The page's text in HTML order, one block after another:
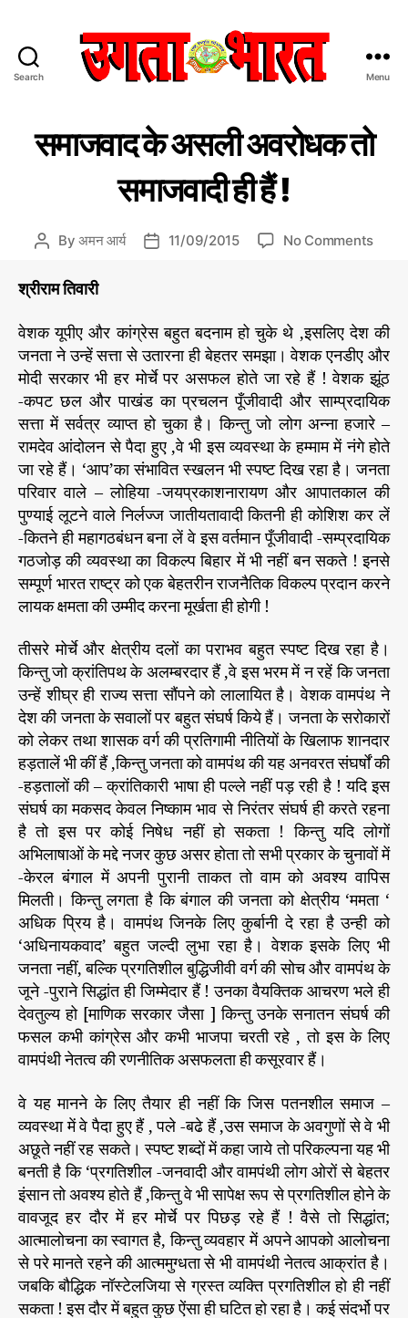
Search
ता
भा
त
हिं
दी
र
प
त्र
Menu
e
समाजवाद के असली अवरोधक तो
समाजवादी ही हैं !
P
s
t
u
t
h
o
r
Byअमन आर्य
P
a
t
e
11/09/2015 No Commentso
वा
द
के
अ
स
ली
अ
व
रो
ध
क
तो
स
वा
दी
ही
हैं
!
श्रीराम तिवारी
वेशक यूपीए और कांग्रेस बहुत बदनाम हो चुके थे ,इसलिए देश की
जनता ने उन्हें सत्ता से उतारना ही बेहतर समझा। वेशक एनडीए और
मोदी सरकार भी हर मोर्चे पर असफल होते जा रहे हैं ! वेशक झूंठ
-कपट छल और पाखंड का प्रचलन पूँजीवादी और साम्प्रदायिक
सत्ता में सर्वत्र व्याप्त हो चुका है। किन्तु जो लोग अन्ना हजारे –
रामदेव आंदोलन से पैदा हुए ,वे भी इस व्यवस्था के हम्माम में नंगे होते
जा रहे हैं। ‘आप’का संभावित स्खलन भी स्पष्ट दिख रहा है। जनता
परिवार वाले – लोहिया -जयप्रकाशनारायण और आपातकाल की
पुण्याई लूटने वाले निर्लज्ज जातीयतावादी कितनी ही कोशिश कर लें
-कितने ही महागठबंधन बना लें वे इस वर्तमान पूँजीवादी -सम्प्रदायिक
गठजोड़ की व्यवस्था का विकल्प बिहार में भी नहीं बन सकते ! इनसे
सम्पूर्ण भारत राष्ट्र को एक बेहतरीन राजनैतिक विकल्प प्रदान करने
लायक क्षमता की उम्मीद करना मूर्खता ही होगी !
तीसरे मोर्चे और क्षेत्रीय दलों का पराभव बहुत स्पष्ट दिख रहा है।
किन्तु जो क्रांतिपथ के अलम्बरदार हैं ,वे इस भरम में न रहें कि जनता
उन्हें शीघ्र ही राज्य सत्ता सौंपने को लालायित है। वेशक वामपंथ ने
देश की जनता के सवालों पर बहुत संघर्ष किये हैं। जनता के सरोकारों
को लेकर तथा शासक वर्ग की प्रतिगामी नीतियों के खिलाफ शानदार
हड़तालें भी कीं हैं ,किन्तु जनता को वामपंथ की यह अनवरत संघर्षों की
-हड़तालों की – क्रांतिकारी भाषा ही पल्ले नहीं पड़ रही है ! यदि इस
संघर्ष का मकसद केवल निष्काम भाव से निरंतर संघर्ष ही करते रहना
है तो इस पर कोई निषेध नहीं हो सकता ! किन्तु यदि लोगों
अभिलाषाओं के मद्दे नजर कुछ असर होता तो सभी प्रकार के चुनावों में
-केरल बंगाल में अपनी पुरानी ताकत तो वाम को अवश्य वापिस
मिलती। किन्तु लगता है कि बंगाल की जनता को क्षेत्रीय ‘ममता ‘
अधिक प्रिय है। वामपंथ जिनके लिए कुर्बानी दे रहा है उन्ही को
‘अधिनायकवाद’ बहुत जल्दी लुभा रहा है। वेशक इसके लिए भी
जनता नहीं, बल्कि प्रगतिशील बुद्धिजीवी वर्ग की सोच और वामपंथ के
जूने -पुराने सिद्धांत ही जिम्मेदार हैं ! उनका वैयक्तिक आचरण भले ही
देवतुल्य हो [माणिक सरकार जैसा ] किन्तु उनके सनातन संघर्ष की
फसल कभी कांग्रेस और कभी भाजपा चरती रहे , तो इस के लिए
वामपंथी नेतत्व की रणनीतिक असफलता ही कसूरवार हैं।
वे यह मानने के लिए तैयार ही नहीं कि जिस पतनशील समाज –
व्यवस्था में वे पैदा हुए हैं , पले -बढे हैं ,उस समाज के अवगुणों से वे भी
अछूते नहीं रह सकते। स्पष्ट शब्दों में कहा जाये तो परिकल्पना यह भी
बनती है कि ‘प्रगतिशील -जनवादी और वामपंथी लोग ओरों से बेहतर
इंसान तो अवश्य होते हैं ,किन्तु वे भी सापेक्ष रूप से प्रगतिशील होने के
वावजूद हर दौर में हर मोर्चे पर पिछड़ रहे हैं ! वैसे तो सिद्धांत;
आत्मालोचना का स्वागत है, किन्तु व्यवहार में अपने आपको आलोचना
से परे मानते रहने की आत्ममुग्धता से भी वामपंथी नेतत्व आक्रांत है।
जबकि बौद्धिक नॉस्टेलजिया से ग्रस्त व्यक्ति प्रगतिशील हो ही नहीं
सकता ! इस दौर में बहुत कुछ ऐंसा ही घटित हो रहा है। कई संदर्भो पर